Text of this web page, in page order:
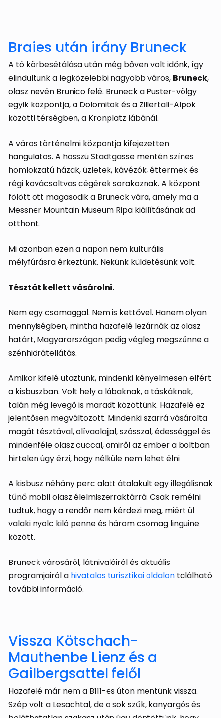
Braies után irány Bruneck
A tó körbesétálása után még bőven volt időnk, így
elindultunk a legközelebbi nagyobb város, Bruneck,
olasz nevén Brunico felé. Bruneck a Puster-völgy
egyik központja, a Dolomitok és a Zillertali-Alpok
közötti térségben, a Kronplatz lábánál.
A város történelmi központja kifejezetten
hangulatos. A hosszú Stadtgasse mentén színes
homlokzatú házak, üzletek, kávézók, éttermek és
régi kovácsoltvas cégérek sorakoznak. A központ
fölött ott magasodik a Bruneck vára, amely ma a
Messner Mountain Museum Ripa kiállításának ad
otthont.
Mi azonban ezen a napon nem kulturális
mélyfúrásra érkeztünk. Nekünk küldetésünk volt.
Tésztát kellett vásárolni.
Nem egy csomaggal. Nem is kettővel. Hanem olyan
mennyiségben, mintha hazafelé lezárnák az olasz
határt, Magyarországon pedig végleg megszűnne a
szénhidrátellátás.
Amikor kifelé utaztunk, mindenki kényelmesen elfért
a kisbuszban. Volt hely a lábaknak, a táskáknak,
talán még levegő is maradt közöttünk. Hazafelé ez
jelentősen megváltozott. Mindenki szarrá vásárolta
magát tésztával, olívaolajjal, szósszal, édességgel és
mindenféle olasz cuccal, amiről az ember a boltban
hirtelen úgy érzi, hogy nélküle nem lehet élni
A kisbusz néhány perc alatt átalakult egy illegálisnak
tűnő mobil olasz élelmiszerraktárrá. Csak remélni
tudtuk, hogy a rendőr nem kérdezi meg, miért ül
valaki nyolc kiló penne és három csomag linguine
között.
Bruneck városáról, látnivalóiról és aktuális
programjairól a hivatalos turisztikai oldalon található
további információ.
Vissza Kötschach-
Mauthenbe Lienz és a
Gailbergsattel felől
Hazafelé már nem a B111-es úton mentünk vissza.
Szép volt a Lesachtal, de a sok szűk, kanyargós és